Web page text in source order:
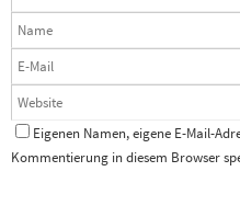
Eigenen Namen, eigene E-Mail-
Kommentierung in diesem Browser